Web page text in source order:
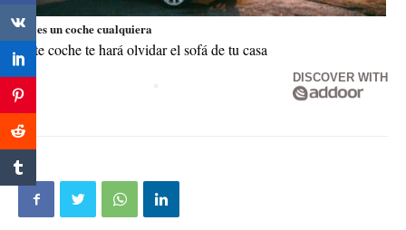
No es un coche cualquiera
Este coche te hará olvidar el sofá de tu casa
DISCOVER WITH